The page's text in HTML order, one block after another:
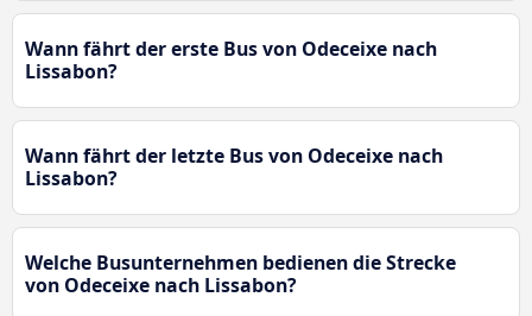
Wann fährt der erste Bus von Odeceixe nach
Lissabon?
Wann fährt der letzte Bus von Odeceixe nach
Lissabon?
Welche Busunternehmen bedienen die Strecke
von Odeceixe nach Lissabon?